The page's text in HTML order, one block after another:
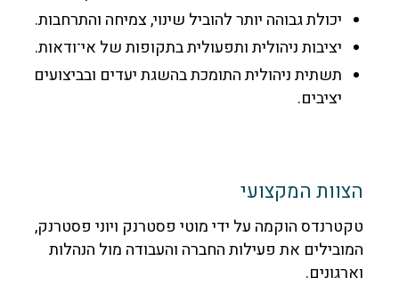
יכולת גבוהה יותר להוביל שינוי, צמיחה והתרחבות.
יציבות ניהולית ותפעולית בתקופות של אי־ודאות.
תשתית ניהולית התומכת בהשגת יעדים ובביצועים
יציבים.
הצוות המקצועי
טקטרנדס הוקמה על ידי מוטי פסטרנק ויוני פסטרנק,
המובילים את פעילות החברה והעבודה מול הנהלות
וארגונים.